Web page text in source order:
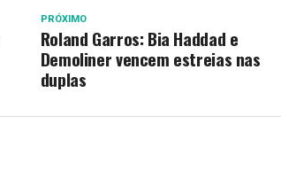
PRÓXIMO
Roland Garros: Bia Haddad e
Demoliner vencem estreias nas
duplas